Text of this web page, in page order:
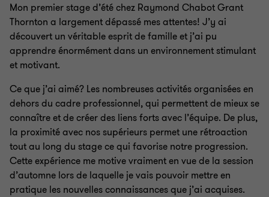
Mon premier stage d’été chez Raymond Chabot Grant
Thornton a largement dépassé mes attentes! J’y ai
découvert un véritable esprit de famille et j’ai pu
apprendre énormément dans un environnement stimulant
et motivant.
Ce que j’ai aimé? Les nombreuses activités organisées en
dehors du cadre professionnel, qui permettent de mieux se
connaître et de créer des liens forts avec l’équipe. De plus,
la proximité avec nos supérieurs permet une rétroaction
tout au long du stage ce qui favorise notre progression.
Cette expérience me motive vraiment en vue de la session
d’automne lors de laquelle je vais pouvoir mettre en
pratique les nouvelles connaissances que j’ai acquises.